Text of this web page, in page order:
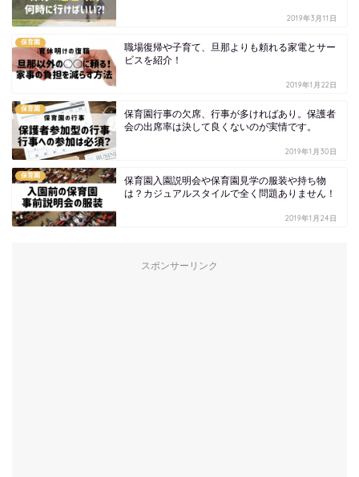
2019年3月11日
保育園
職場復帰や子育て、旦那よりも頼れる家電とサー
ビスを紹介！
2019年1月22日
保育園
保育園行事の欠席、行事が多ければあり。保護者
会の出席率は決して良くないのが実情です。
2019年1月30日
保育園
保育園入園説明会や保育園見学の服装や持ち物
は？カジュアルスタイルで全く問題ありません！
2019年1月24日
スポンサーリンク